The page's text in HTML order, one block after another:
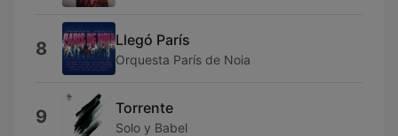
8 Llegó París
Orquesta París de Noia
9 Torrente
Solo y Babel